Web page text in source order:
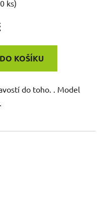
ks)
DO KOŠÍKU
do toho. . Model